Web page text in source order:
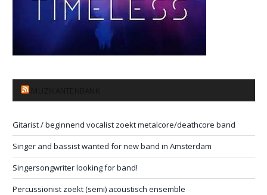
Gitarist / beginnend vocalist zoekt metalcore/deathcore band
Singer and bassist wanted for new band in Amsterdam
Singersongwriter looking for band!
Percussionist zoekt (semi) acoustisch ensemble